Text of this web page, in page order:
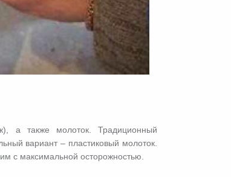
а также молоток. Традиционный
вариант – пластиковый молоток.
с максимальной осторожностью.